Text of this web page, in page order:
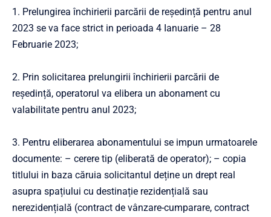
1. Prelungirea închirierii parcării de reședință pentru anul
2023 se va face strict in perioada 4 Ianuarie – 28
Februarie 2023;
2. Prin solicitarea prelungirii închirierii parcării de
reședință, operatorul va elibera un abonament cu
valabilitate pentru anul 2023;
3. Pentru eliberarea abonamentului se impun urmatoarele
documente: – cerere tip (eliberată de operator); – copia
titlului in baza căruia solicitantul deține un drept real
asupra spațiului cu destinație rezidențială sau
nerezidențială (contract de vânzare-cumparare, contract